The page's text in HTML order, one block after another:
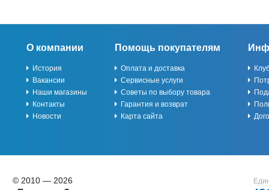
О компании
История
Вакансии
Наши магазины
Контакты
Новости
Помощь покупателям
Оплата и доставка
Сервисные услуги
Советы по выбору товара
Гарантия и возврат
Карта сайта
© 2010 — 2026